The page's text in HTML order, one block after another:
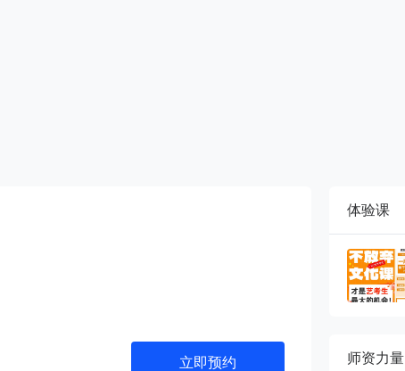
立即预约
体验课
师资力量